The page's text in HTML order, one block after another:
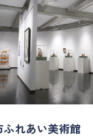
ふれあい美術館